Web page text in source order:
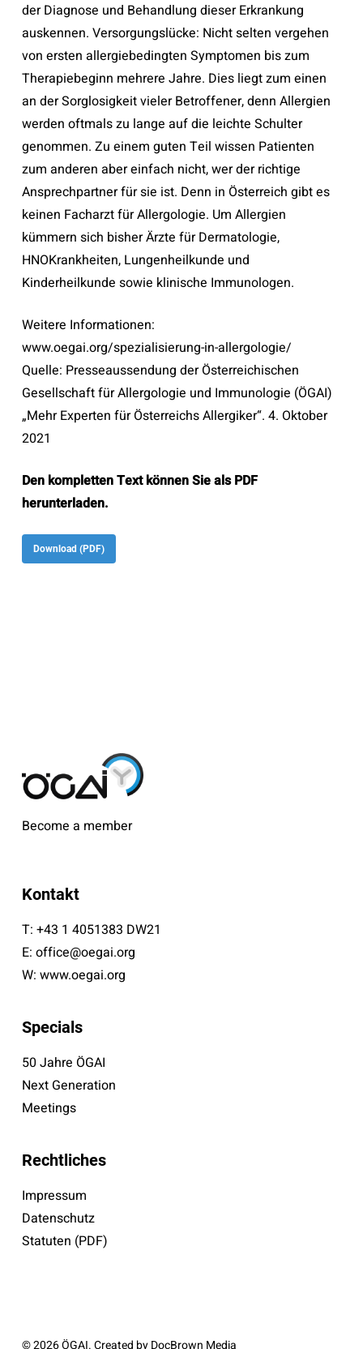
der Diagnose und Behandlung dieser Erkrankung
auskennen. Versorgungslücke: Nicht selten vergehen
von ersten allergiebedingten Symptomen bis zum
Therapiebeginn mehrere Jahre. Dies liegt zum einen
an der Sorglosigkeit vieler Betroffener, denn Allergien
werden oftmals zu lange auf die leichte Schulter
genommen. Zu einem guten Teil wissen Patienten
zum anderen aber einfach nicht, wer der richtige
Ansprechpartner für sie ist. Denn in Österreich gibt es
keinen Facharzt für Allergologie. Um Allergien
kümmern sich bisher Ärzte für Dermatologie,
HNOKrankheiten, Lungenheilkunde und
Kinderheilkunde sowie klinische Immunologen.
Weitere Informationen:
www.oegai.org/spezialisierung-in-allergologie/
Quelle: Presseaussendung der Österreichischen
Gesellschaft für Allergologie und Immunologie (ÖGAI)
„Mehr Experten für Österreichs Allergiker“. 4. Oktober
2021
Den kompletten Text können Sie als PDF
herunterladen.
Download (PDF)
Become a member
Kontakt
T: +43 1 4051383 DW21
E: office@oegai.org
W: www.oegai.org
Specials
50 Jahre ÖGAI
Next Generation
Meetings
Rechtliches
Impressum
Datenschutz
Statuten (PDF)
© 2026 ÖGAI. Created byDocBrown Media